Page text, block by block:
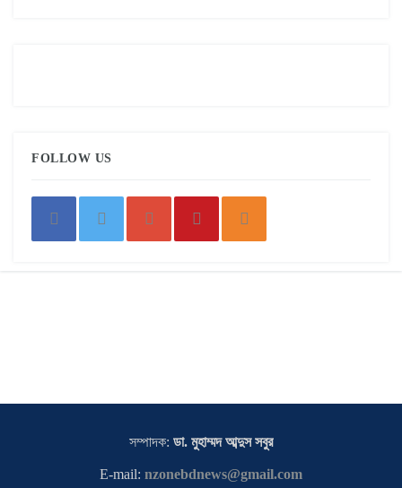
FOLLOW US
সম্পাদক: ডা. মুহাম্মদ আব্দুস সবুর
E-mail: nzonebdnews@gmail.com